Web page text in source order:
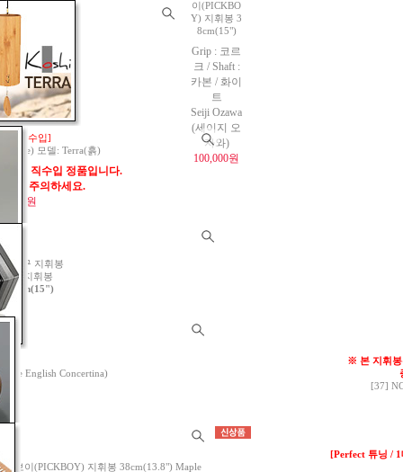
한 음색!]
社 직수입
글로켄슈필
커브형)
원
스 직수입]
모델: Terra(흙)
스 직수입 정품입니다.
품에 주의하세요.
원
이(PICKBO
Y) 지휘봉 3
8cm(15")
Grip : 코르
크 / Shaft :
카본 / 화이
트
Seiji Ozawa
(세이지 오
자와)
100,000원
]파구 지휘봉
크 지휘봉
38cm(15")
English Concertina)
※ 본 지휘봉
[37]
보이(PICKBOY) 지휘봉 38cm(13.8") Maple
[Perfect 튜닝 /